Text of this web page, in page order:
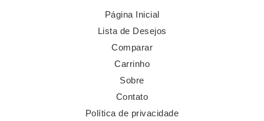
Página Inicial
Lista de Desejos
Comparar
Carrinho
Sobre
Contato
Política de privacidade